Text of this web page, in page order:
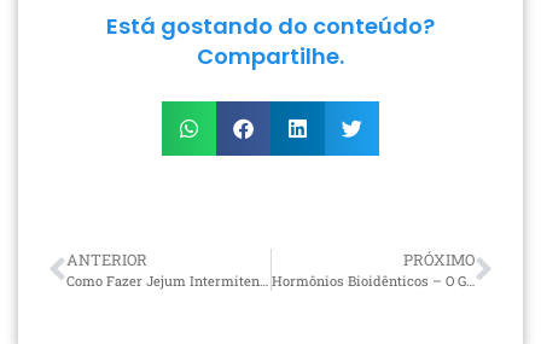
Está gostando do conteúdo?
Compartilhe.
ANTERIOR
Como Fazer Jejum Intermitente de 48 Horas?
PRÓXIMO
Hormônios Bioidênticos – O Guia Definitivo